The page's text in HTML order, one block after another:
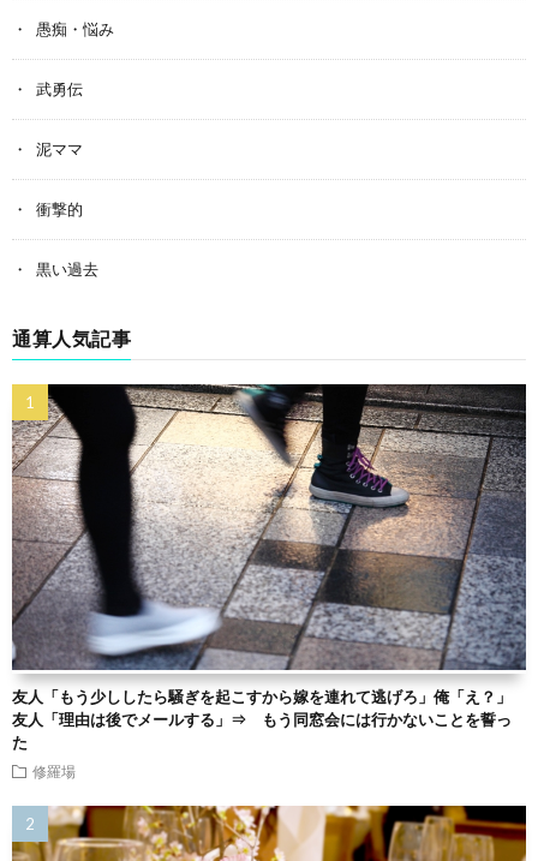
愚痴・悩み
武勇伝
泥ママ
衝撃的
黒い過去
通算人気記事
友人「もう少ししたら騒ぎを起こすから嫁を連れて逃げろ」俺「え？」
友人「理由は後でメールする」⇒ もう同窓会には行かないことを誓っ
た
修羅場